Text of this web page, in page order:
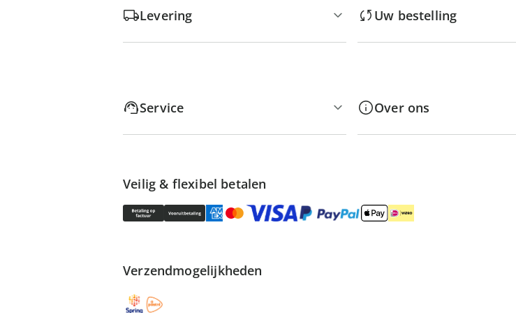
Levering Uw bestelling
Service Over ons
Veilig & flexibel betalen
Verzendmogelijkheden